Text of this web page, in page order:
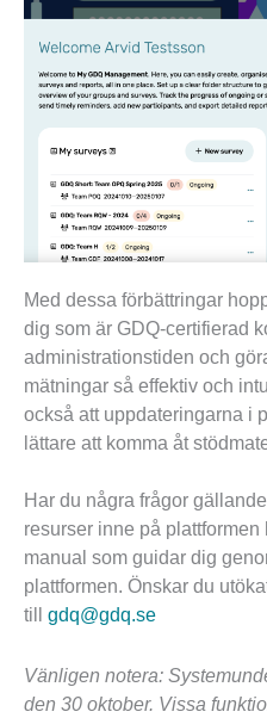
Med dessa förbättringar
dig som är GDQ-certifierad
administrationstiden och
mätningar så effektiv och
också att uppdateringarna i
lättare att komma åt
Har du några frågor
resurser inne på
manual som guidar dig
plattformen. Önskar du
till gdq@gdq.se
Vänligen notera:
den 30 oktober. Vissa